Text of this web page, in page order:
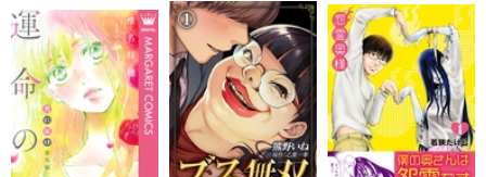
（10）
必要ポイント：200
購入する
（11）
必要ポイント：200